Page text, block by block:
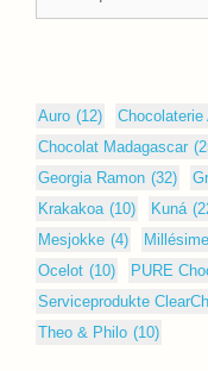
Auro (12) Chocolaterie
Chocolat Madagascar
Georgia Ramon (32)
Krakakoa (10) Kuná
Mesjokke (4)
Ocelot (10) PURE
Serviceprodukte
Theo & Philo (10)